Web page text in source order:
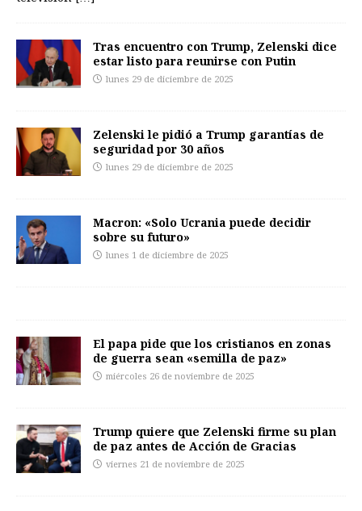
Tras encuentro con Trump, Zelenski dice
estar listo para reunirse con Putin
lunes 29 de diciembre de 2025
Zelenski le pidió a Trump garantías de
seguridad por 30 años
lunes 29 de diciembre de 2025
Macron: «Solo Ucrania puede decidir
sobre su futuro»
lunes 1 de diciembre de 2025
El papa pide que los cristianos en zonas
de guerra sean «semilla de paz»
miércoles 26 de noviembre de 2025
Trump quiere que Zelenski firme su plan
de paz antes de Acción de Gracias
viernes 21 de noviembre de 2025